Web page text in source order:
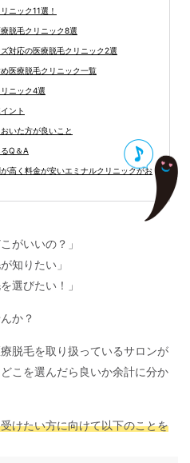
ニック11選！
脱毛クリニック8選
対応の医療脱毛クリニック2選
医療脱毛クリニック一覧
ニック4選
ント
いた方が良いこと
Q＆A
高く料金が安いエミナルクリニックがお
がいいの？」
知りたい」
選びたい！」
か？
脱毛を取り扱っているサロンが
こを選んだら良いか余計に分か
けたい方に向けて以下のことを